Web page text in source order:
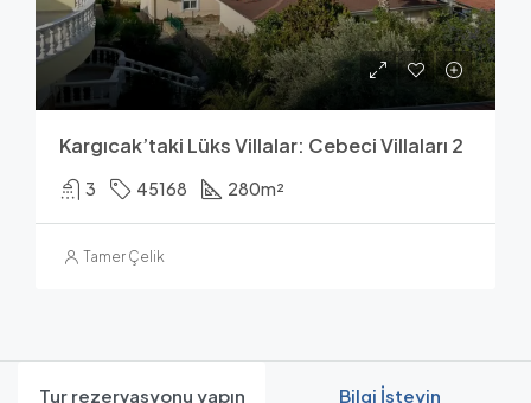
Kargıcak’taki Lüks Villalar: Cebeci Villaları 2
3 45168 280m²
Tamer Çelik
Tur rezervasyonu yapın Bilgi İsteyin